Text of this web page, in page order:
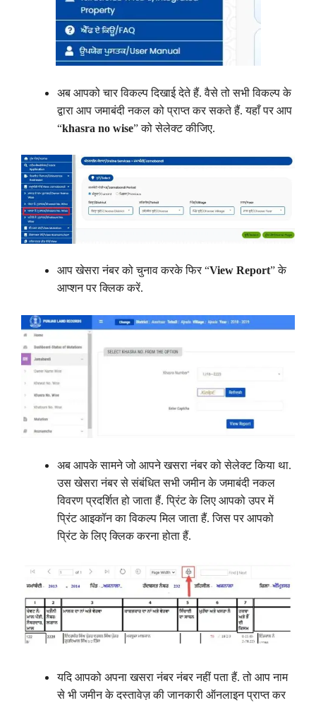
अब आपको चार विकल्प दिखाई देते हैं. वैसे तो सभी विकल्प के
द्वारा आप जमाबंदी नकल को प्राप्त कर सकते हैं. यहाँ पर आप
“khasra no wise” को सेलेक्ट कीजिए.
आप खेसरा नंबर को चुनाव करके फिर “View Report” के
आप्शन पर क्लिक करें.
अब आपके सामने जो आपने खसरा नंबर को सेलेक्ट किया था.
उस खेसरा नंबर से संबंधित सभी जमीन के जमाबंदी नकल
विवरण प्रदर्शित हो जाता हैं. प्रिंट के लिए आपको उपर में
प्रिंट आइकॉन का विकल्प मिल जाता हैं. जिस पर आपको
प्रिंट के लिए क्लिक करना होता हैं.
यदि आपको अपना खसरा नंबर नंबर नहीं पता हैं. तो आप नाम
से भी जमीन के दस्तावेज़ की जानकारी ऑनलाइन प्राप्त कर